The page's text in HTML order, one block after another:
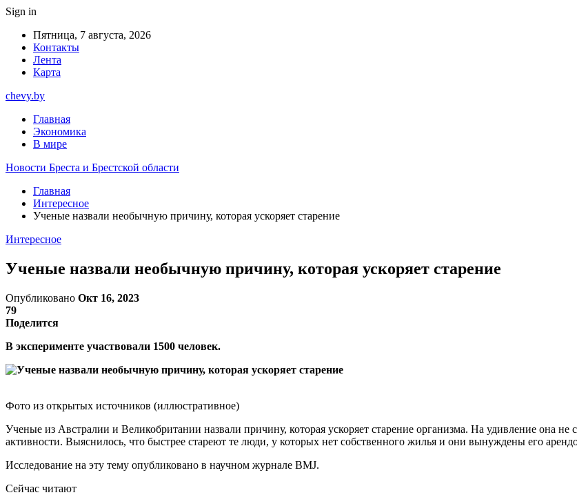
Sign in
Пятница, 7 августа, 2026
Контакты
Лента
Карта
chevy.by
Главная
Экономика
В мире
Новости Бреста и Брестской области
Главная
Интересное
Ученые назвали необычную причину, которая ускоряет старение
Интересное
Ученые назвали необычную причину, которая ускоряет старение
Опубликовано Окт 16, 2023
79
Поделится
В эксперименте участвовали 1500 человек.
Фото из открытых источников (иллюстративное)
Ученые из Австралии и Великобритании назвали причину, которая ускоряет старение организма. На удивление она
активности. Выяснилось, что быстрее стареют те люди, у которых нет собственного жилья и они вынуждены его
Исследование на эту тему опубликовано в научном журнале BMJ.
Сейчас читают